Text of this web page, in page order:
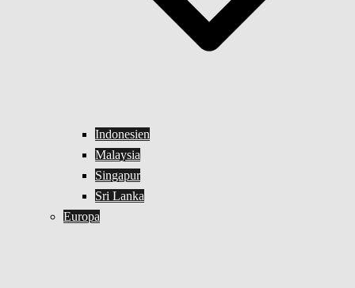
Indonesien
Malaysia
Singapur
Sri Lanka
Europa